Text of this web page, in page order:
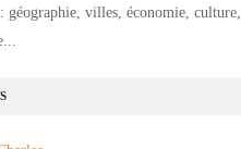
géographie, villes, économie, culture,